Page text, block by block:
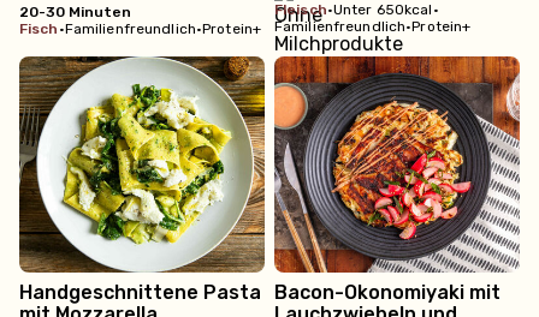
20-30 Minuten
fisch •Familienfreundlich•Protein+
fleisch•Unter 650kcal •
Familienfreundlich•Protein+
Handgeschnittene Pasta
Bacon-Okonomiyaki mit